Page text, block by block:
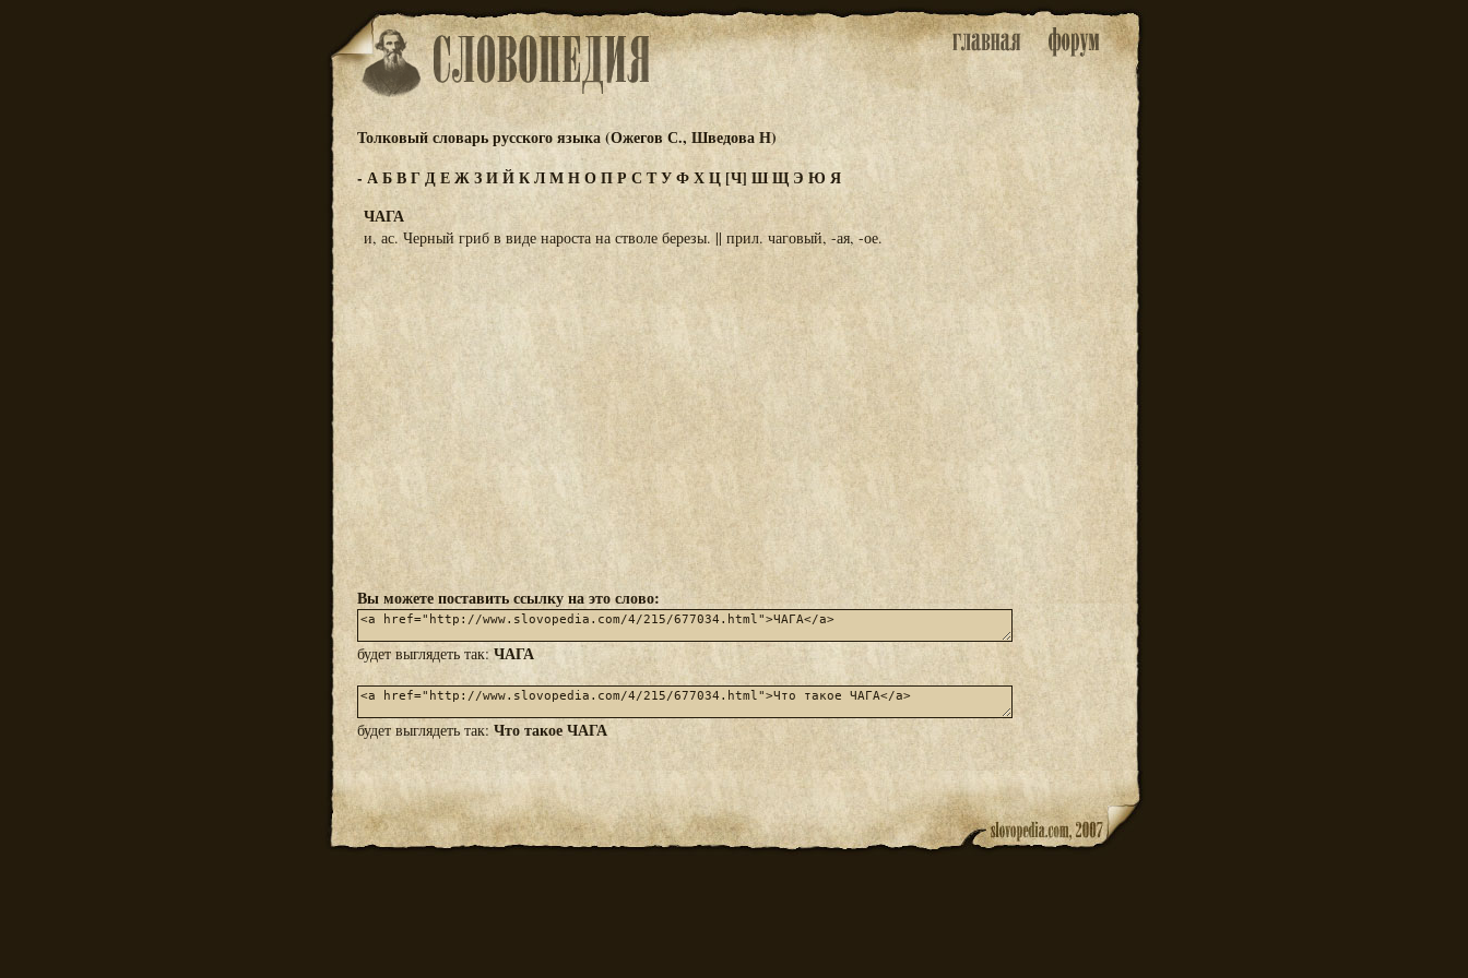
Толковый словарь русского языка (Ожегов С., Шведова Н)
-АБВГДЕЖЗИЙКЛМНОПРСТУФХЦ [Ч] ШЩЭ Ю Я
ЧАГА
и, ас. Черный гриб в виде нароста на стволе березы. || прил. чаговый, -ая, -ое.
Вы можете поставить ссылку на это слово:
будет выглядеть так:ЧАГА
будет выглядеть так: Что такое ЧАГА